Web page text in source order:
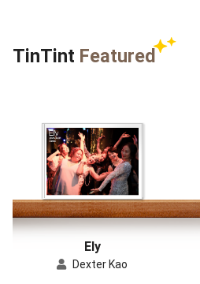
TinTint Featured
Ely
Dexter Kao